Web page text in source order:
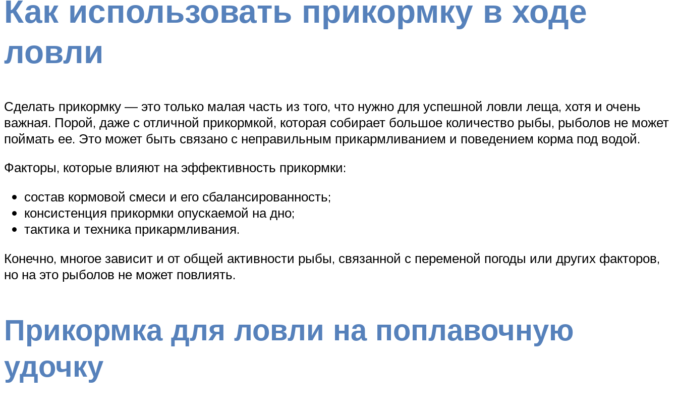
Как использовать прикормку в ходе
ловли
Сделать прикормку — это только малая часть из того, что нужно для успешной ловли леща, хотя и очень
важная. Порой, даже с отличной прикормкой, которая собирает большое количество рыбы, рыболов не может
поймать ее. Это может быть связано с неправильным прикармливанием и поведением корма под водой.
Факторы, которые влияют на эффективность прикормки:
состав кормовой смеси и его сбалансированность;
консистенция прикормки опускаемой на дно;
тактика и техника прикармливания.
Конечно, многое зависит и от общей активности рыбы, связанной с переменой погоды или других факторов,
но на это рыболов не может повлиять.
Прикормка для ловли на поплавочную
удочку